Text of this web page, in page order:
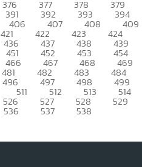
376 377 378 379
391 392 393 394
406 407 408 409
421 422 423 424
436 437 438 439
451 452 453 454
466 467 468 469
481 482 483 484
496 497 498 499
511 512 513 514
526 527 528 529
536 537 538